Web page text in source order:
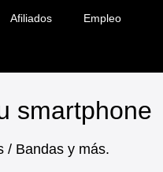
Afiliados Empleo
smartphone
/ Bandas y más.